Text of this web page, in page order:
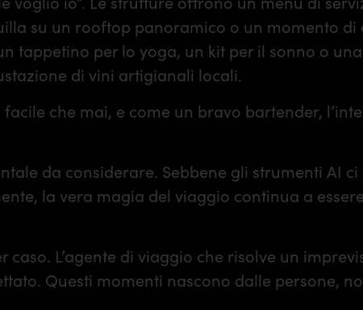
su un rooftop panoramico o un momento
tappetino per lo yoga, un kit per il sonno o
di vini artigianali locali.
che mai, e come un bravo bartender,
da considerare. Sebbene gli strumenti AI
la vera magia del viaggio continua a
L’agente di viaggio che risolve un
Questi momenti nascono dalle persone,